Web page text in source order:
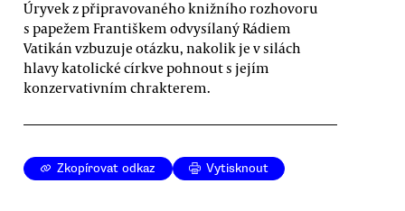
Úryvek z připravovaného knižního rozhovoru
s papežem Františkem odvysílaný Rádiem
Vatikán vzbuzuje otázku, nakolik je v silách
hlavy katolické církve pohnout s jejím
konzervativním chrakterem.
Zkopírovat odkaz Vytisknout